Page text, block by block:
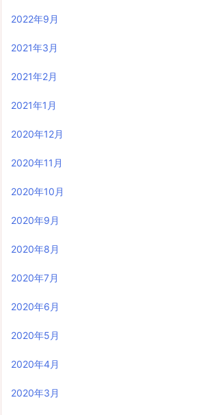
2022年9月
2021年3月
2021年2月
2021年1月
2020年12月
2020年11月
2020年10月
2020年9月
2020年8月
2020年7月
2020年6月
2020年5月
2020年4月
2020年3月